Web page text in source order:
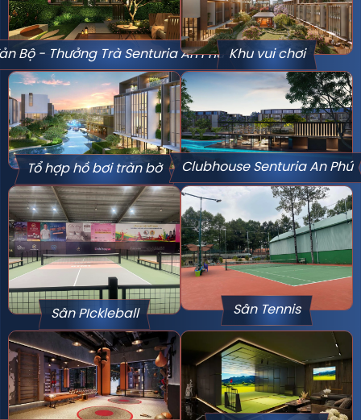
Bộ - Thưởng Trà Senturia An Phú Khu vui chơi
Tổ hợp hồ bơi tràn bờ Clubhouse Senturia An Phú
Sân PIckleball Sân Tennis